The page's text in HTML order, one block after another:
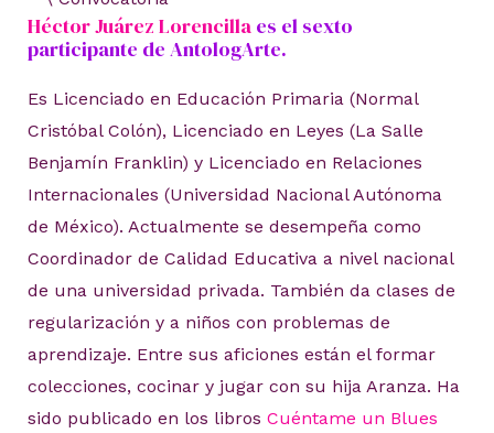
Héctor Juárez Lorencillaes el sexto
participante de AntologArte.
Es Licenciado en Educación Primaria (Normal
Cristóbal Colón), Licenciado en Leyes (La Salle
Benjamín Franklin) y Licenciado en Relaciones
Internacionales (Universidad Nacional Autónoma
de México). Actualmente se desempeña como
Coordinador de Calidad Educativa a nivel nacional
de una universidad privada. También da clases de
regularización y a niños con problemas de
aprendizaje. Entre sus aficiones están el formar
colecciones, cocinar y jugar con su hija Aranza. Ha
sido publicado en los libros Cuéntame un Blues